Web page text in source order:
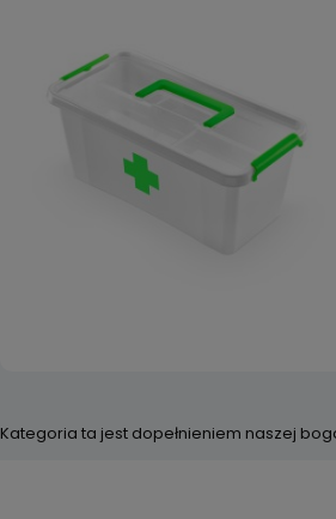
Kategoria ta jest dopełnieniem naszej